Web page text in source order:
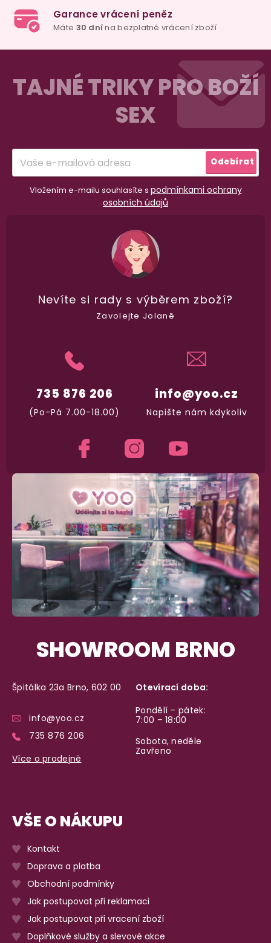
98% spokojenost
recenzí ověřených zakazníků
100% diskrétní balení
Dodání do 2. dne
Na rychlosti záleží! Vše důležité máme
a okamžitě odesíláme.
30 dnína bezplatné vrácení zboží
TAJNÉ TRIKY PRO BOŽÍ
SEX
Vložením e-mailu souhlasíte s podmínkami ochrany
osobních údajů
Odebírat
info@yoo.cz
Napište nám kdykoliv
735 876 206
(Po-Pá 7.00-18.00)
Nevíte si rady s výběrem zboží?
Zavolejte Jolaně
SHOWROOM BRNO
Špitálka 23a Brno, 602 00
info@yoo.cz
735 876 206
Více o prodejně
Otevírací doba:
Pondělí – pátek:
7:00 – 18:00
Sobota, neděle
Zavřeno
VŠE O NÁKUPU
Kontakt
Doprava a platba
Obchodní podmínky
Jak postupovat při reklamaci
Jak postupovat při vracení zboží
Doplňkové služby a slevové akce